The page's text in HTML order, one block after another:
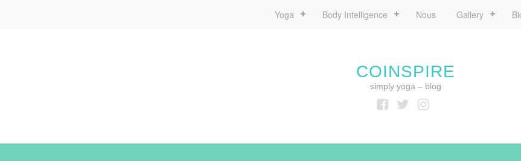
Yoga Body Intelligence Nous Gallery
COINSPIRE
simply yoga – blog